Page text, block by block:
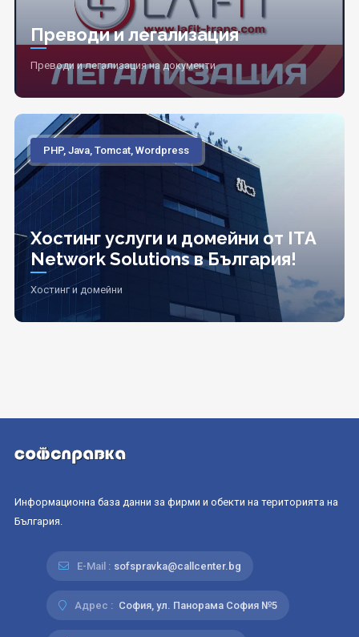
Преводи и легализация
Преводи и легализация на документи
PHP, Java, Tomcat, Wordpress
Хостинг услуги и домейни от ITA
Network Solutions в България!
Хостинг и домейни
Информационна база данни за фирми и обекти на територията на
България.
E-Mail : sofspravka@callcenter.bg
Адрес : София, ул. Панорама София №5